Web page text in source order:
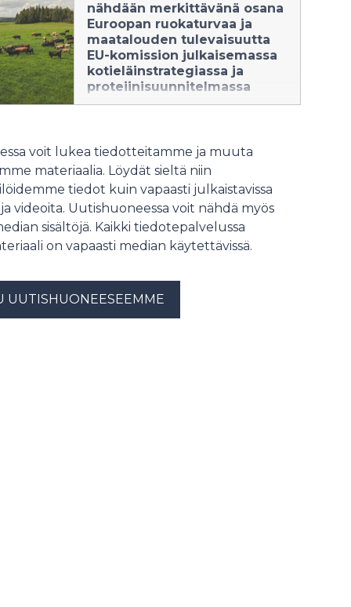
viljelijäjärjestöjä 2026 syksyllä
alkavalle kaudelle.
nähdään merkittävänä osana
Euroopan ruokaturvaa ja
maatalouden tulevaisuutta
EU-komission julkaisemassa
kotieläinstrategiassa ja
proteiinisuunnitelmassa
heinäkuuta EU:n
kotieläinstrategian ja
proteiinisuunnitelman, jotka
ovat jatkoa komission viime
vuonna julkaisemalle maatalous- ja
elintarvikevisiolle. Kotieläinstrategian keskiössä
on resilienssin, kilpailukyvyn ja
tunnistaa eurooppalaisen kotieläintuotannon
ainutlaatuisuuden ja merkityksen
voit lukea tiedotteitamme ja muuta
materiaalia. Löydät sieltä niin
tiedot kuin vapaasti julkaistavissa
videoita. Uutishuoneessa voit nähdä myös
sisältöjä. Kaikki tiedotepalvelussa
on vapaasti median käytettävissä.
UUTISHUONEESEEMME